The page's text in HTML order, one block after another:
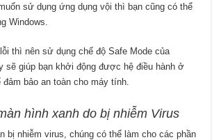
sử dụng ứng dụng vội thì bạn cũng có thể
Windows.
thì nên sử dụng chế độ Safe Mode của
sẽ giúp bạn khởi động được hệ điều hành ở
bảo an toàn cho máy tính.
hình xanh do bị nhiễm Virus
bị nhiễm virus, chúng có thể làm cho các phần